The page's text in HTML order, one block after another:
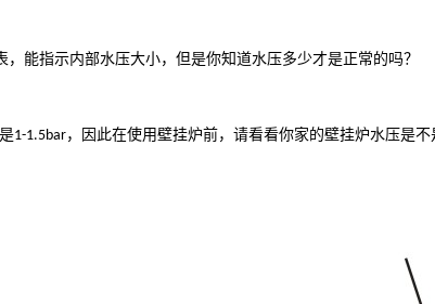
，能指示内部水压大小，但是你知道水压多少才是正常的吗？
1-1.5bar，因此在使用壁挂炉前， 请看看你家的壁挂炉水压是不